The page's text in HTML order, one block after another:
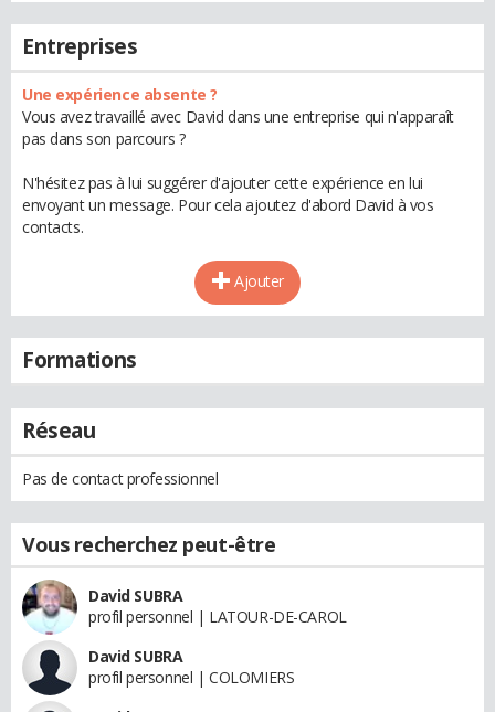
Entreprises
Une expérience absente ?
Vous avez travaillé avec David dans une entreprise qui n'apparaît
pas dans son parcours ?
N'hésitez pas à lui suggérer d'ajouter cette expérience en lui
envoyant un message. Pour cela ajoutez d'abord David à vos
contacts.
Ajouter
Formations
Réseau
Pas de contact professionnel
Vous recherchez peut-être
David SUBRA
profil personnel | LATOUR-DE-CAROL
David SUBRA
profil personnel | COLOMIERS